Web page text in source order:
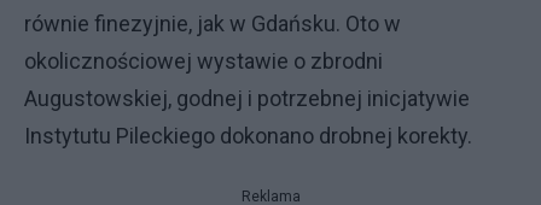
równie finezyjnie, jak w Gdańsku. Oto w
okolicznościowej wystawie o zbrodni
Augustowskiej, godnej i potrzebnej inicjatywie
Instytutu Pileckiego dokonano drobnej korekty.
Reklama